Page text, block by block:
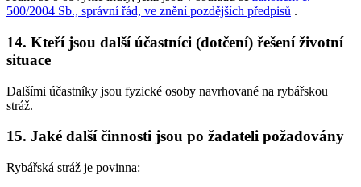
500/2004 Sb., správní řád, ve znění pozdějších předpisů .
14. Kteří jsou další účastníci (dotčení) řešení životní
situace
Dalšími účastníky jsou fyzické osoby navrhované na rybářskou
stráž.
15. Jaké další činnosti jsou po žadateli požadovány
Rybářská stráž je povinna: